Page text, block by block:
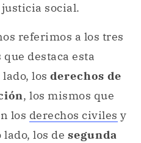
social.
referimos a los tres
destaca esta
los derechos de
, los mismos que
los derechos civiles y
los de segunda